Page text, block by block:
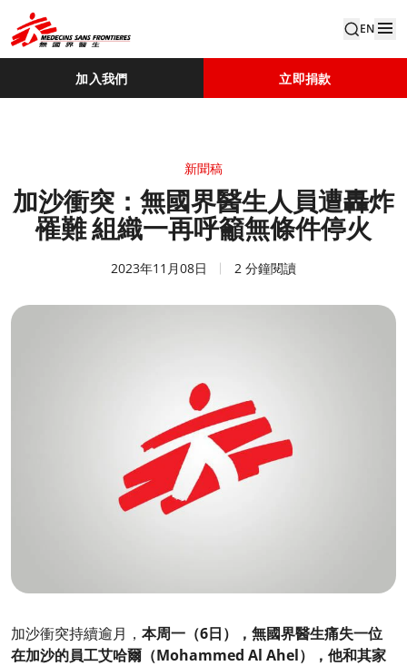
EN
加入我們 立即捐款
新聞稿
加沙衝突：無國界醫生人員遭轟炸
罹難 組織一再呼籲無條件停火
2023年11月08日 2 分鐘閱讀
加沙衝突持續逾月， 本周一（6日），無國界醫生痛失一位
在加沙的員工艾哈爾（Mohammed Al Ahel），他和其家